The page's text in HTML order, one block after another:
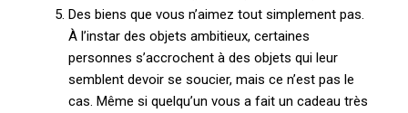
Des biens que vous n’aimez tout simplement pas.
À l’instar des objets ambitieux, certaines
personnes s’accrochent à des objets qui leur
semblent devoir se soucier, mais ce n’est pas le
cas. Même si quelqu’un vous a fait un cadeau très